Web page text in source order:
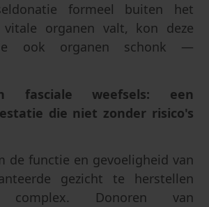
formeel buiten het
organen valt, kon deze
ook organen schonk —
fasciale weefsels: een
die niet zonder risico's
de functie en gevoeligheid van
gezicht te herstellen
Donoren van